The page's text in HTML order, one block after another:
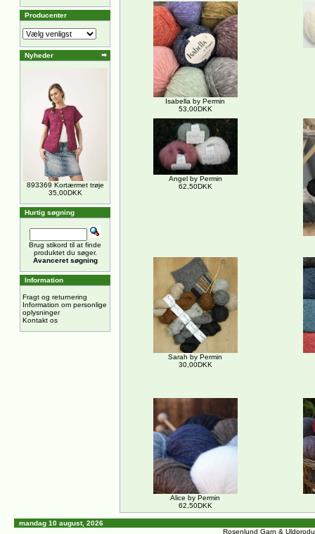
Producenter
Nyheder
893369 Kortærmet trøje
35,00DKK
Hurtig søgning
Brug stikord til at finde
produktet du søger.
Avanceret søgning
Information
Fragt og returnering
Information om personlige
oplysninger
Kontakt os
Isabella by Permin
53,00DKK
Angel by Permin
62,50DKK
Sarah by Permin
30,00DKK
Alice by Permin
62,50DKK
mandag 10 august, 2026
Rosenlund Garn &